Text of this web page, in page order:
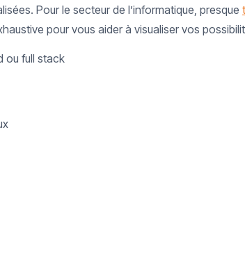
Pour le secteur de l’informatique, presque
pour vous aider à visualiser vos
ou full stack